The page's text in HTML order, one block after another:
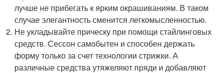
лучше не прибегать к ярким окрашиваниям. В таком
случае элегантность сменится легкомысленностью.
Не укладывайте прическу при помощи стайлинговых
средств. Сессон самобытен и способен держать
форму только за счет технологии стрижки. А
различные средства утяжеляют пряди и добавляют